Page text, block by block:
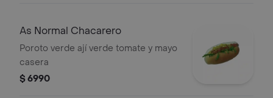
As Normal Chacarero
Poroto verde ají verde tomate y mayo
casera
$ 6990